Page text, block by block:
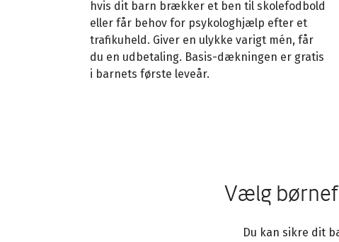
hvis dit barn brækker et ben til skolefodbold
eller får behov for psykologhjælp efter et
trafikuheld. Giver en ulykke varigt mén, får
du en udbetaling. Basis-dækningen er gratis
i barnets første leveår.
Vælg
Du kan sikre dit